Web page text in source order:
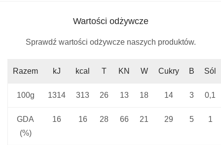
Wartości odżywcze
Sprawdź wartości odżywcze naszych produktów.
Razem kJ kcal T KN W Cukry B Sól
100g 1314 313 26 13 18 14 3 0,1
GDA
(%)
16 16 28 66 21 29 5 1